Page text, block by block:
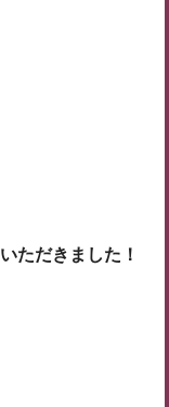
ただきました！